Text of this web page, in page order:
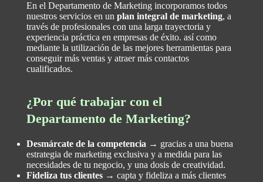
En el Departamento de Marketing incorporamos todos
nuestros servicios en un plan integral de marketing, a
través de profesionales con una larga trayectoria y
experiencia práctica en empresas de éxito. así como
mediante la utilización de las mejores herramientas para
conseguir más ventas y atraer más contactos
cualificados.
¿Por qué trabajar con el
Departamento de Marketing?
Desmárcate de la competencia → gracias a una buena
estrategia de marketing exclusiva y a medida para las
necesidades de tu negocio, y una dosis de creatividad.
Fideliza tus clientes → capta y fideliza a más clientes